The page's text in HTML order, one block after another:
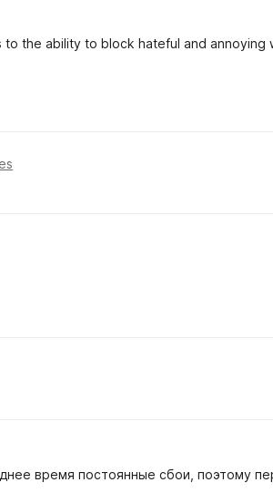
the ability to block hateful and annoying
время постоянные сбои, поэтому